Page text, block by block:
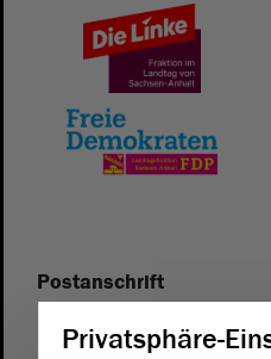
Postanschrift
Domplatz 6–9
Privatsphäre-